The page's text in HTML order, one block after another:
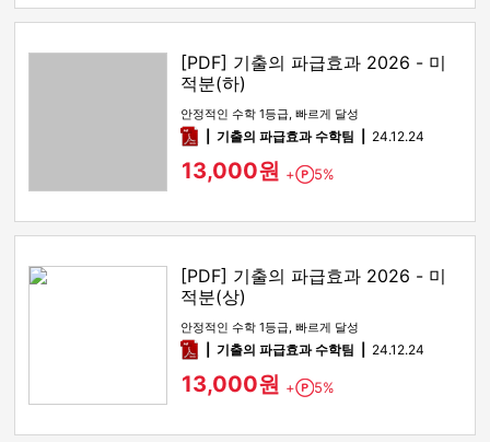
[PDF] 기출의 파급효과 2026 - 미
적분(하)
안정적인 수학 1등급, 빠르게 달성
pdf기출의 파급효과 수학팀 24.12.24
13,000원 + Point
5%
[PDF] 기출의 파급효과 2026 - 미
적분(상)
안정적인 수학 1등급, 빠르게 달성
pdf기출의 파급효과 수학팀 24.12.24
13,000원 + Point
5%